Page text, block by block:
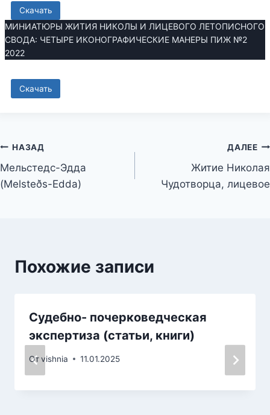
Скачать
МИНИАТЮРЫ ЖИТИЯ НИКОЛЫ И ЛИЦЕВОГО ЛЕТОПИСНОГО
СВОДА: ЧЕТЫРЕ ИКОНОГРАФИЧЕСКИЕ МАНЕРЫ ПИЖ №2
2022
Скачать
Навигация
по
НАЗАД
Мельстедс-Эдда
(Melsteðs-Edda)
ДАЛЕЕ
Житие Николая
Чудотворца, лицевое
Похожие записи
Судебно- почерковедческая
экспертиза (статьи, книги)
Отvishnia 11.01.2025